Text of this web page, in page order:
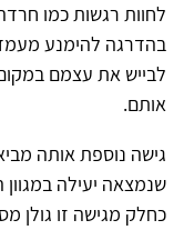
לחוות רגשות כמו
בהדרגה להימנע
לבייש את עצמם
אותם.
גישה נוספת אותה
כחלק מגישה זו גולן